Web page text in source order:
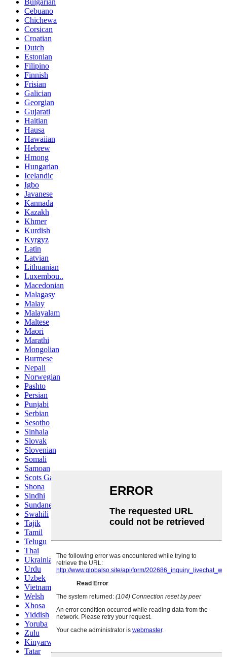
Cebuano
Chichewa
Corsican
Croatian
Dutch
Estonian
Filipino
Finnish
Frisian
Galician
Georgian
Gujarati
Haitian
Hausa
Hawaiian
Hebrew
Hmong
Hungarian
Icelandic
Igbo
Javanese
Kannada
Kazakh
Khmer
Kurdish
Kyrgyz
Latin
Latvian
Lithuanian
Luxembou..
Macedonian
Malagasy
Malay
Malayalam
Maltese
Maori
Marathi
Mongolian
Burmese
Nepali
Norwegian
Pashto
Persian
Punjabi
Serbian
Sesotho
Sinhala
Slovak
Slovenian
Somali
Samoan
Scots Gaelic
Shona
Sindhi
Sundanese
Swahili
Tajik
Tamil
Telugu
Thai
Ukrainian
Urdu
Uzbek
Vietnamese
Welsh
Xhosa
Yiddish
Yoruba
Zulu
Kinyarwanda
Tatar